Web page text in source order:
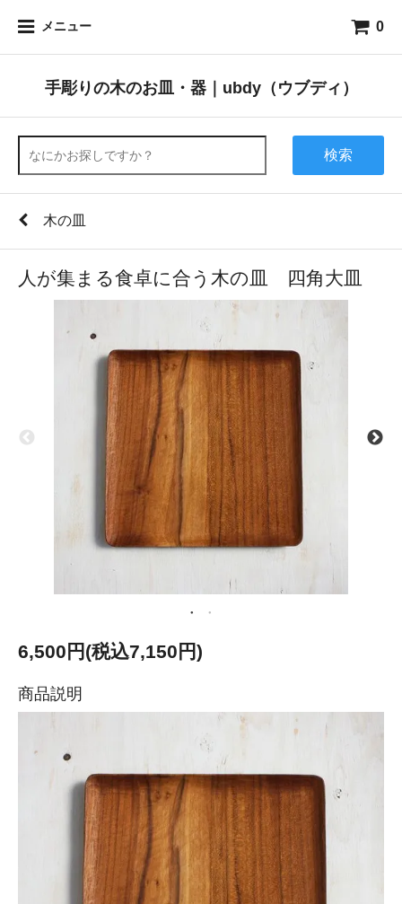
メニュー 0
手彫りの木のお皿・器｜ubdy（ウブディ）
検索
木の皿
人が集まる食卓に合う木の皿 四角大皿
6,500円(税込7,150円)
商品説明